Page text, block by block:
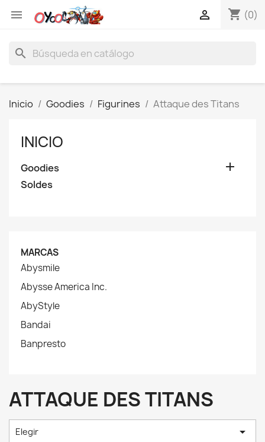
 shopping_cart (0)

search
Inicio Goodies Figurines Attaque des Titans
INICIO
Goodies 
Soldes
MARCAS
Abysmile
Abysse America Inc.
AbyStyle
Bandai
Banpresto
ATTAQUE DES TITANS
Elegir 